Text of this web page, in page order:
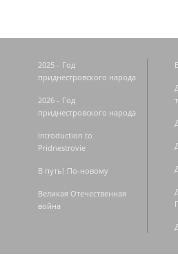
2025 - Год
приднестровского народа
2026 - Год
приднестровского народа
Introduction to
Pridnestrovie
В путь! По-новому
Великая Отечественная
война